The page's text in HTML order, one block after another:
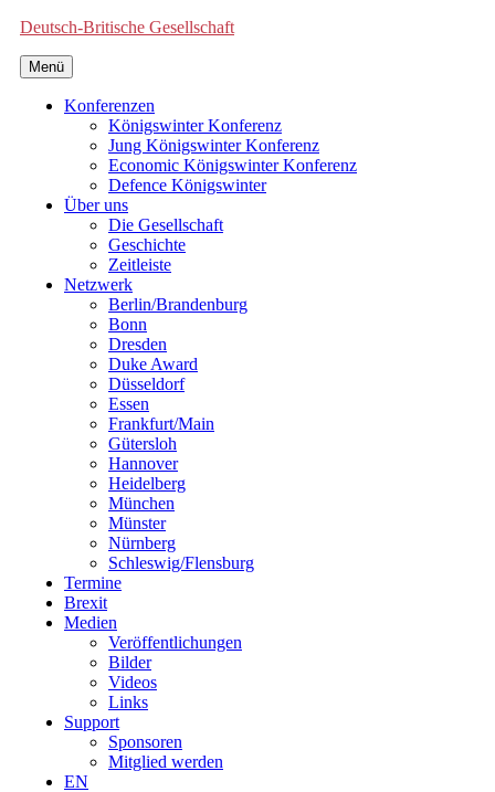
Deutsch-Britische Gesellschaft
Menü
Konferenzen
Königswinter Konferenz
Jung Königswinter Konferenz
Economic Königswinter Konferenz
Defence Königswinter
Über uns
Die Gesellschaft
Geschichte
Zeitleiste
Netzwerk
Berlin/Brandenburg
Bonn
Dresden
Duke Award
Düsseldorf
Essen
Frankfurt/Main
Gütersloh
Hannover
Heidelberg
München
Münster
Nürnberg
Schleswig/Flensburg
Termine
Brexit
Medien
Veröffentlichungen
Bilder
Videos
Links
Support
Sponsoren
Mitglied werden
EN